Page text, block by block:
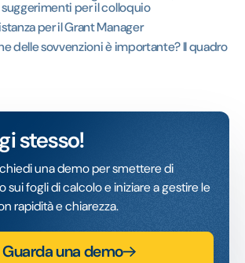
per il colloquio
per il Grant Manager
delle sovvenzioni è importante? Il quadro
stesso!
una demo per smettere di
sui fogli di calcolo e iniziare a gestire le
rapidità e chiarezza.
Guarda una demo